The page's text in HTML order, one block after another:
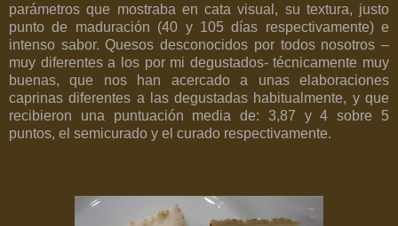
parámetros que mostraba en cata visual, su textura, justo
punto de maduración (40 y 105 días respectivamente) e
intenso sabor. Quesos desconocidos por todos nosotros –
muy diferentes a los por mi degustados- técnicamente muy
buenas, que nos han acercado a unas elaboraciones
caprinas diferentes a las degustadas habitualmente, y que
recibieron una puntuación media de: 3,87 y 4 sobre 5
puntos, el semicurado y el curado respectivamente.